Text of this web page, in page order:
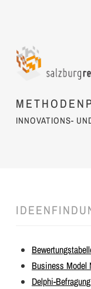
INNOVATIONS-
Business Model
Delphi-Befragung